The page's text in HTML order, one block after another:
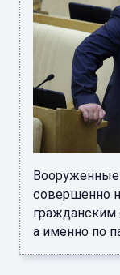
совершенно
а именно по